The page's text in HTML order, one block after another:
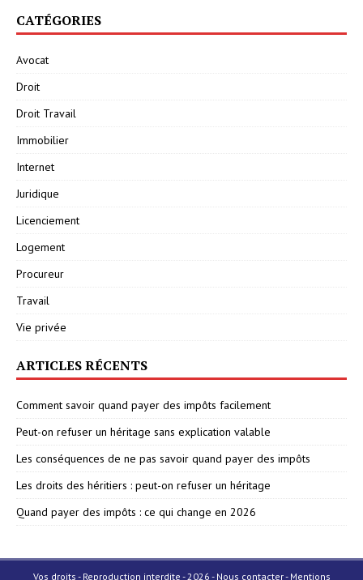
CATÉGORIES
Avocat
Droit
Droit Travail
Immobilier
Internet
Juridique
Licenciement
Logement
Procureur
Travail
Vie privée
ARTICLES RÉCENTS
Comment savoir quand payer des impôts facilement
Peut-on refuser un héritage sans explication valable
Les conséquences de ne pas savoir quand payer des impôts
Les droits des héritiers : peut-on refuser un héritage
Quand payer des impôts : ce qui change en 2026
Vos droits - Reproduction interdite - 2026 - Nous contacter - Mentions